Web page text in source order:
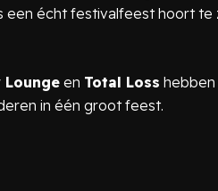
écht festivalfeest hoort te
Lounge en Total Loss hebben
in één groot feest.